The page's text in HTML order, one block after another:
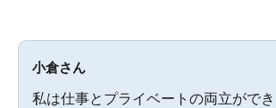
小倉さん
私は仕事とプライベートの両立ができ